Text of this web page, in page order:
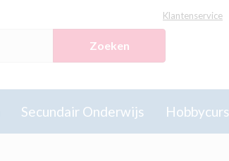
Klantenservice
Zoeken
Secundair Onderwijs